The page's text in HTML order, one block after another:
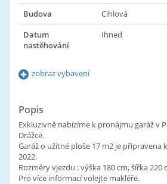
Budova
Cihlová
Datum
nastěhování
Ihned
zobraz vybavení
Popis
Exkluzivně nabízíme k pronájmu garáž v
Drážce.
Garáž o užitné ploše 17 m2 je připravena
2022.
Rozměry vjezdu : výška 180 cm, šířka 220
Pro více informací volejte makléře.